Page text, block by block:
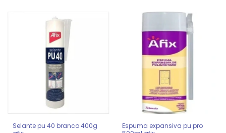
Selante pu 40 branco 400g
Espuma expansiva pu pro